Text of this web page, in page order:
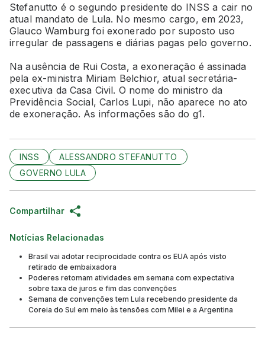
Stefanutto é o segundo presidente do INSS a cair no
atual mandato de Lula. No mesmo cargo, em 2023,
Glauco Wamburg foi exonerado por suposto uso
irregular de passagens e diárias pagas pelo governo.
Na ausência de Rui Costa, a exoneração é assinada
pela ex-ministra Miriam Belchior, atual secretária-
executiva da Casa Civil. O nome do ministro da
Previdência Social, Carlos Lupi, não aparece no ato
de exoneração. As informações são do g1.
INSS
ALESSANDRO STEFANUTTO
GOVERNO LULA
Compartilhar
Notícias Relacionadas
Brasil vai adotar reciprocidade contra os EUA após visto
retirado de embaixadora
Poderes retomam atividades em semana com expectativa
sobre taxa de juros e fim das convenções
Semana de convenções tem Lula recebendo presidente da
Coreia do Sul em meio às tensões com Milei e a Argentina